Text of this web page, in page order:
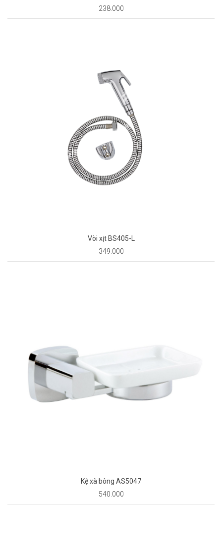
238.000
Vòi xịt BS405-L
349.000
Kệ xà bông AS5047
540.000